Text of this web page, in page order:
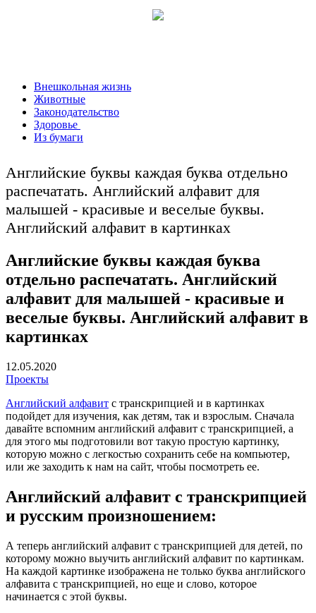
Внешкольная жизнь
Животные
Законодательство
Здоровье
Из бумаги
Английские буквы каждая буква отдельно
распечатать. Английский алфавит для
малышей - красивые и веселые буквы.
Английский алфавит в картинках
Английские буквы каждая буква
отдельно распечатать. Английский
алфавит для малышей - красивые и
веселые буквы. Английский алфавит в
картинках
12.05.2020
Проекты
Английский алфавит с транскрипцией и в картинках
подойдет для изучения, как детям, так и взрослым. Сначала
давайте вспомним английский алфавит с транскрипцией, а
для этого мы подготовили вот такую простую картинку,
которую можно с легкостью сохранить себе на компьютер,
или же заходить к нам на сайт, чтобы посмотреть ее.
Английский алфавит с транскрипцией
и русским произношением:
А теперь английский алфавит с транскрипцией для детей, по
которому можно выучить английский алфавит по картинкам.
На каждой картинке изображена не только буква английского
алфавита с транскрипцией, но еще и слово, которое
начинается с этой буквы.